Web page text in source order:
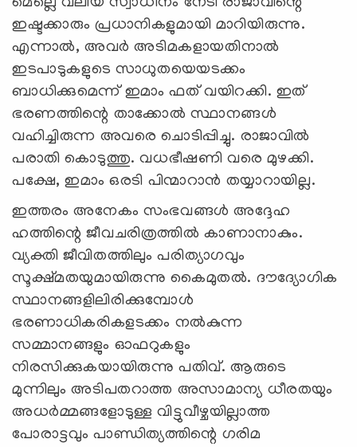
ഇഷ്ടക്കാരും പ്രധാനികളുമായി മാറിയിരുന്നു.
എന്നാൽ, അവർ അടിമകളായതിനാൽ
ഇടപാടുകളുടെ സാധുതയെയടക്കം
ബാധിക്കുമെന്ന് ഇമാം ഫത് വയിറക്കി. ഇത്
ഭരണത്തിന്റെ താക്കോൽ സ്ഥാനങ്ങൾ
വഹിച്ചിരുന്ന അവരെ ചൊടിപ്പിച്ചു. രാജാവിൽ
പരാതി കൊടുത്തു. വധഭീഷണി വരെ മുഴക്കി.
പക്ഷേ, ഇമാം ഒരടി പിന്മാറാൻ തയ്യാറായില്ല.
ഇത്തരം അനേകം സംഭവങ്ങൾ അദ്ദേഹ
ഹത്തിന്റെ ജീവചരിത്രത്തിൽ കാണാനാകും.
വ്യക്തി ജീവിതത്തിലും പരിത്യാഗവും
സൂക്ഷ്മതയുമായിരുന്നു കൈമുതൽ. ദൗദ്യോഗിക
സ്ഥാനങ്ങളിലിരിക്കുമ്പോൾ
ഭരണാധികരികളടക്കം നൽകുന്ന
സമ്മാനങ്ങളും ഓഫറുകളും
നിരസിക്കുകയായിരുന്നു പതിവ്. ആരുടെ
മുന്നിലും അടിപതറാത്ത അസാമാന്യ ധീരതയും
അധർമ്മങ്ങളോടുള്ള വിട്ടുവീഴ്ചയില്ലാത്ത
പോരാട്ടവും പാണ്ഡിത്യത്തിന്റെ ഗരിമ